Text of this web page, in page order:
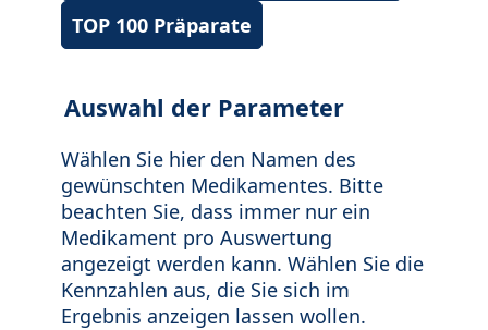
TOP 100 Präparate
Auswahl der Parameter
Wählen Sie hier den Namen des
gewünschten Medikamentes. Bitte
beachten Sie, dass immer nur ein
Medikament pro Auswertung
angezeigt werden kann. Wählen Sie die
Kennzahlen aus, die Sie sich im
Ergebnis anzeigen lassen wollen.